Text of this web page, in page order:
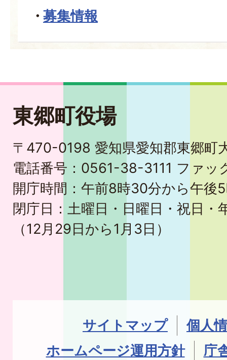
募集情報
東郷町役場
〒470-0198 愛知県愛知郡東郷町
電話番号：0561-38-3111 ファ
開庁時間：午前8時30分から午後
閉庁日：土曜日・日曜日・祝日・
（12月29日から1月3日）
サイトマップ
個人
ホームページ運用方針
庁